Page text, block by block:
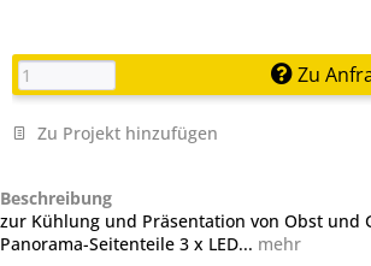
Zu
Zu Projekt hinzufügen
Beschreibung
zur Kühlung und Präsentation von Obst und
Panorama-Seitenteile 3 x LED... mehr